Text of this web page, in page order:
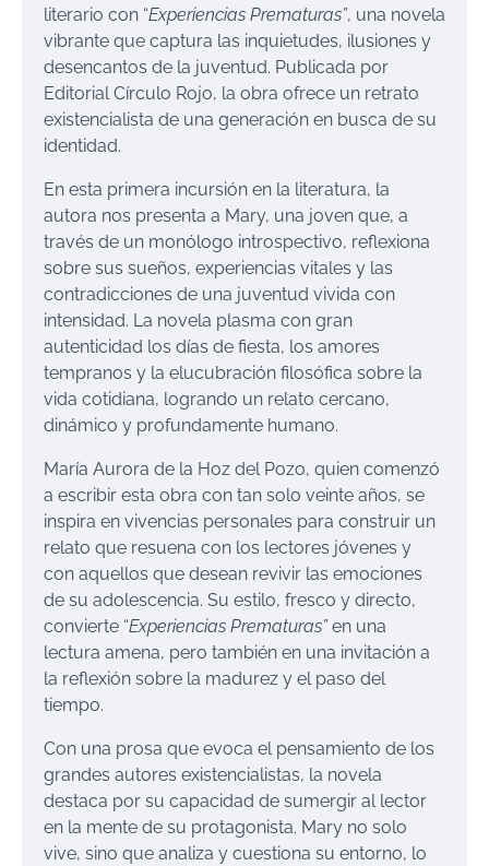
literario con “Experiencias Prematuras”, una novela
vibrante que captura las inquietudes, ilusiones y
desencantos de la juventud. Publicada por
Editorial Círculo Rojo, la obra ofrece un retrato
existencialista de una generación en busca de su
identidad.
En esta primera incursión en la literatura, la
autora nos presenta a Mary, una joven que, a
través de un monólogo introspectivo, reflexiona
sobre sus sueños, experiencias vitales y las
contradicciones de una juventud vivida con
intensidad. La novela plasma con gran
autenticidad los días de fiesta, los amores
tempranos y la elucubración filosófica sobre la
vida cotidiana, logrando un relato cercano,
dinámico y profundamente humano.
María Aurora de la Hoz del Pozo, quien comenzó
a escribir esta obra con tan solo veinte años, se
inspira en vivencias personales para construir un
relato que resuena con los lectores jóvenes y
con aquellos que desean revivir las emociones
de su adolescencia. Su estilo, fresco y directo,
convierte “Experiencias Prematuras”en una
lectura amena, pero también en una invitación a
la reflexión sobre la madurez y el paso del
tiempo.
Con una prosa que evoca el pensamiento de los
grandes autores existencialistas, la novela
destaca por su capacidad de sumergir al lector
en la mente de su protagonista. Mary no solo
vive, sino que analiza y cuestiona su entorno, lo